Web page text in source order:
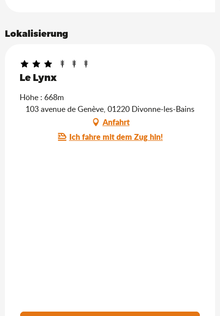
Lokalisierung
Le Lynx
Höhe : 668m
103 avenue de Genève, 01220 Divonne-les-Bains
Anfahrt
Ich fahre mit dem Zug hin!